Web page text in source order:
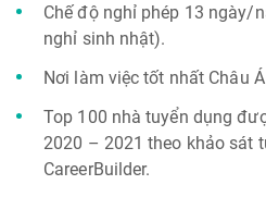
Chế độ nghỉ phép 13 ngày/
nghỉ sinh nhật).
Nơi làm việc tốt nhất Châu
Top 100 nhà tuyển dụng
2020 – 2021 theo khảo sát
CareerBuilder.